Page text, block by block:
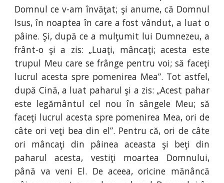
Domnul ce v-am învăţat; şi anume, că Domnul
Isus, în noaptea în care a fost vândut, a luat o
pâine. Şi, după ce a mulţumit lui Dumnezeu, a
frânt-o şi a zis: „Luaţi, mâncaţi; acesta este
trupul Meu care se frânge pentru voi; să faceţi
lucrul acesta spre pomenirea Mea”. Tot astfel,
după Cină, a luat paharul şi a zis: „Acest pahar
este legământul cel nou în sângele Meu; să
faceţi lucrul acesta spre pomenirea Mea, ori de
câte ori veţi bea din el”. Pentru că, ori de câte
ori mâncaţi din pâinea aceasta şi beţi din
paharul acesta, vestiţi moartea Domnului,
până va veni El. De aceea, oricine mănâncă